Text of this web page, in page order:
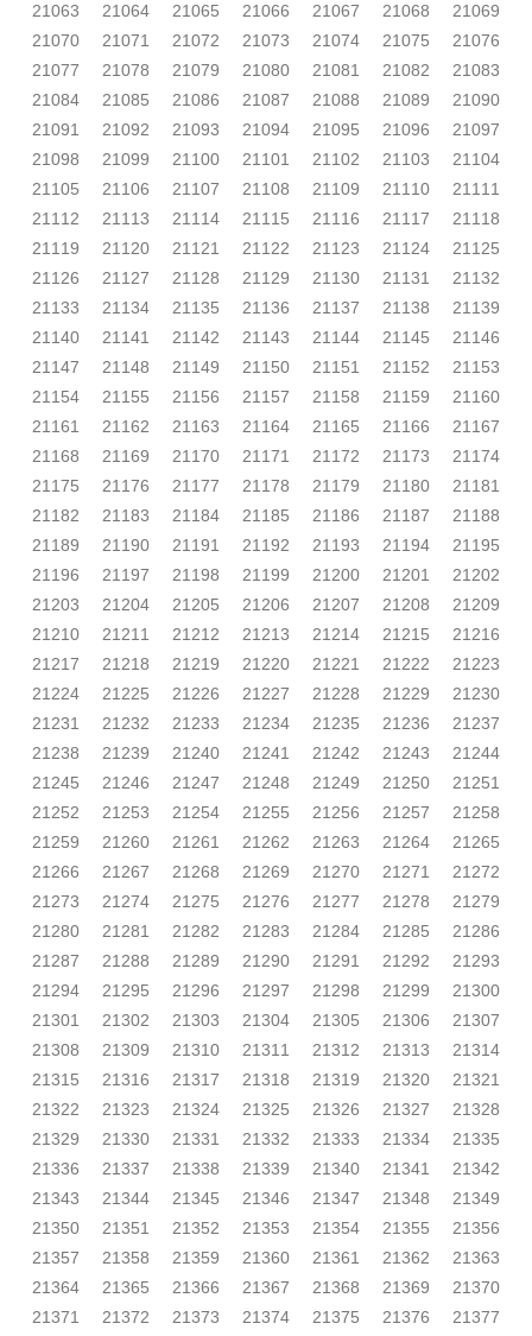
21063
21064 21065 21066 21067 21068
21069
21070
21071 21072 21073 21074 21075
21076
21077
21078 21079 21080 21081 21082
21083
21084
21085 21086 21087 21088 21089
21090
21091
21092 21093 21094 21095 21096
21097
21098
21099 21100 21101 21102 21103
21104
21105
21106 21107 21108 21109 21110
21111
21112
21113 21114 21115 21116 21117
21118
21119
21120 21121 21122 21123 21124
21125
21126
21127 21128 21129 21130 21131
21132
21133
21134 21135 21136 21137 21138
21139
21140
21141 21142 21143 21144 21145
21146
21147
21148 21149 21150 21151 21152
21153
21154
21155 21156 21157 21158 21159
21160
21161
21162 21163 21164 21165 21166
21167
21168
21169 21170 21171 21172 21173
21174
21175
21176 21177 21178 21179 21180
21181
21182
21183 21184 21185 21186 21187
21188
21189
21190 21191 21192 21193 21194
21195
21196
21197 21198 21199 21200 21201
21202
21203
21204 21205 21206 21207 21208
21209
21210
21211 21212 21213 21214 21215
21216
21217
21218 21219 21220 21221 21222
21223
21224
21225 21226 21227 21228 21229
21230
21231
21232 21233 21234 21235 21236
21237
21238
21239 21240 21241 21242 21243
21244
21245
21246 21247 21248 21249 21250
21251
21252
21253 21254 21255 21256 21257
21258
21259
21260 21261 21262 21263 21264
21265
21266
21267 21268 21269 21270 21271
21272
21273
21274 21275 21276 21277 21278
21279
21280
21281 21282 21283 21284 21285
21286
21287
21288 21289 21290 21291 21292
21293
21294
21295 21296 21297 21298 21299
21300
21301
21302 21303 21304 21305 21306
21307
21308
21309 21310 21311 21312 21313
21314
21315
21316 21317 21318 21319 21320
21321
21322
21323 21324 21325 21326 21327
21328
21329
21330 21331 21332 21333 21334
21335
21336
21337 21338 21339 21340 21341
21342
21343
21344 21345 21346 21347 21348
21349
21350
21351 21352 21353 21354 21355
21356
21357
21358 21359 21360 21361 21362
21363
21364
21365 21366 21367 21368 21369
21370
21371
21372 21373 21374 21375 21376
21377